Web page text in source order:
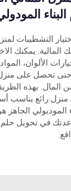
التشطيبات
يمكنك
الألوان،
حتى تحصل على
من المال. بهذه
رائع يناسب
الموديولي الجاهز
في تحويل